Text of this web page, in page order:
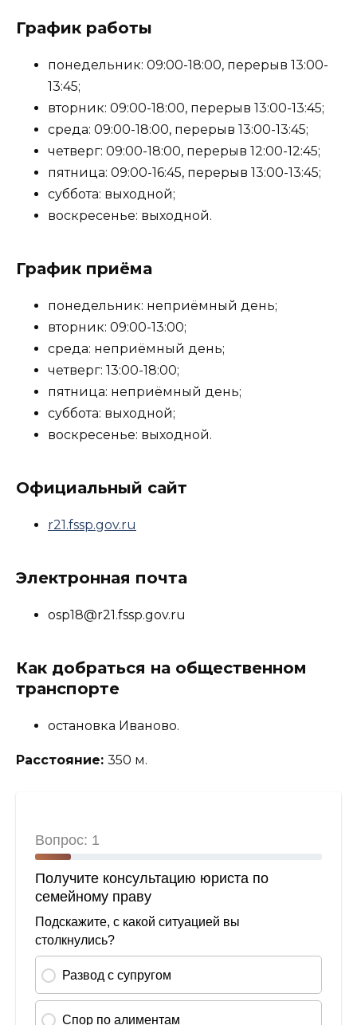
График работы
понедельник: 09:00-18:00, перерыв 13:00-
13:45;
вторник: 09:00-18:00, перерыв 13:00-13:45;
среда: 09:00-18:00, перерыв 13:00-13:45;
четверг: 09:00-18:00, перерыв 12:00-12:45;
пятница: 09:00-16:45, перерыв 13:00-13:45;
суббота: выходной;
воскресенье: выходной.
График приёма
понедельник: неприёмный день;
вторник: 09:00-13:00;
среда: неприёмный день;
четверг: 13:00-18:00;
пятница: неприёмный день;
суббота: выходной;
воскресенье: выходной.
Официальный сайт
r21.fssp.gov.ru
Электронная почта
osp18@r21.fssp.gov.ru
Как добраться на общественном
транспорте
остановка Иваново.
Расстояние: 350 м.